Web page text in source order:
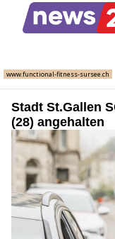
Stadt St.Gallen
(28) angehalten